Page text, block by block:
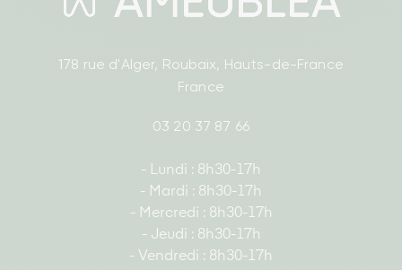
178 rue d'Alger, Roubaix, Hauts-de-France
France
03 20 37 87 66
- Lundi : 8h30-17h
- Mardi : 8h30-17h
- Mercredi : 8h30-17h
- Jeudi : 8h30-17h
- Vendredi : 8h30-17h